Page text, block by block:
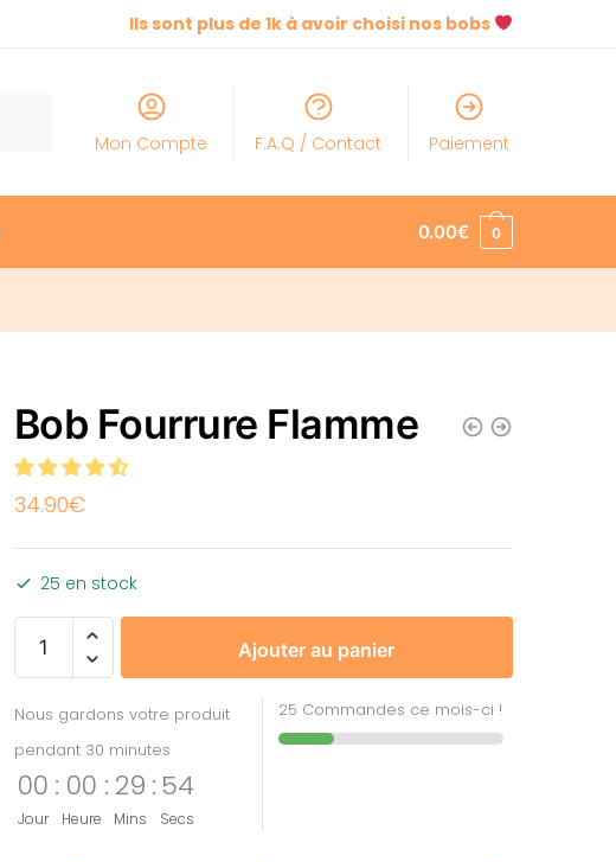
Ils sont plus de 1k à avoir choisi nos bobs
Mon Compte F.A.Q / Contact Paiement
0.00€ 0
Bob Fourrure Flamme
34.90€
25 en stock
Ajouter au panier
Nous gardons votre produit
pendant 30 minutes
00
Jour
: 00
Heure
: 29
Mins
: 54
Secs
25 Commandes ce mois-ci !